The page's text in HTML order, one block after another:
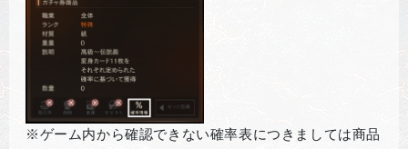
※ゲーム内から確認できない確率表につきましては商品